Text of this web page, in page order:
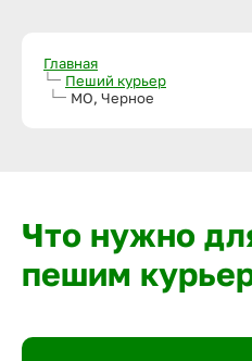
Главная
Пеший курьер
МО, Черное
Что нужно
пешим